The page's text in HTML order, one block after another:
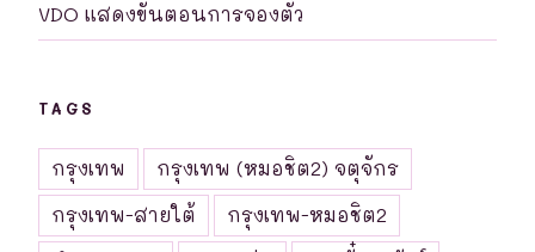
VDO แสดงขันตอนการจองตั๋ว
TAGS
กรุงเทพ
กรุงเทพ (หมอชิต2) จตุจักร
กรุงเทพ-สายใต้
กรุงเทพ-หมอชิต2